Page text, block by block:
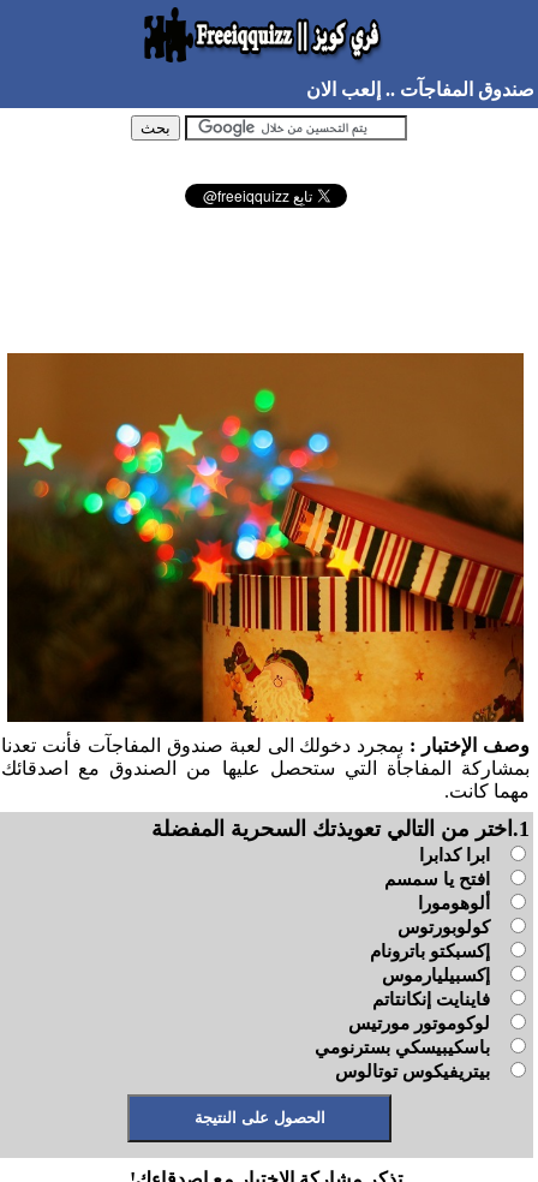
صندوق المفاجآت .. إلعب الان
وصف الإختبار : بمجرد دخولك الى لعبة صندوق المفاجآت فأنت تعدنا
بمشاركة المفاجأة التي ستحصل عليها من الصندوق مع اصدقائك
مهما كانت.
1.اختر من التالي تعويذتك السحرية المفضلة
ابرا كدابرا
افتح يا سمسم
ألوهومورا
كولوبورتوس
إكسبكتو باترونام
إكسبيليارموس
فاينايت إنكانتاتم
لوكوموتور مورتيس
باسكيبيسكي بسترنومي
بيتريفيكوس توتالوس